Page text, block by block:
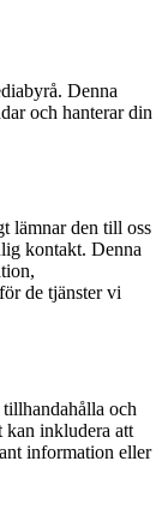
Denna
och hanterar din
lämnar den till oss
kontakt. Denna
de tjänster vi
och
kan inkludera att
information eller